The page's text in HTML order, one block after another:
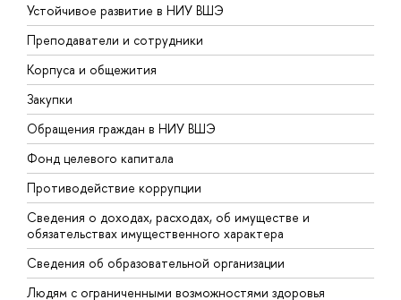
Устойчивое развитие в НИУ ВШЭ
Преподаватели и сотрудники
Корпуса и общежития
Закупки
Обращения граждан в НИУ ВШЭ
Фонд целевого капитала
Противодействие коррупции
Сведения о доходах, расходах, об имуществе и
обязательствах имущественного характера
Сведения об образовательной организации
Людям с ограниченными возможностями здоровья